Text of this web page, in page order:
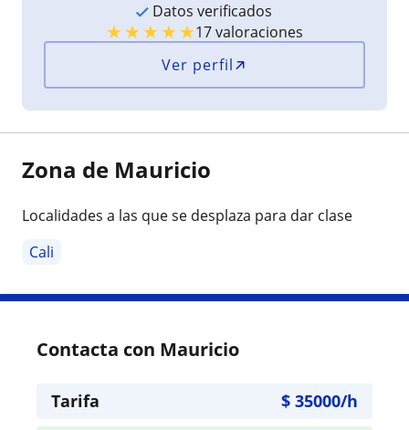
Datos verificados
★★★★★17 valoraciones
Ver perfil
Zona de Mauricio
Localidades a las que se desplaza para dar clase
Cali
Contacta con Mauricio
Tarifa $ 35000/h